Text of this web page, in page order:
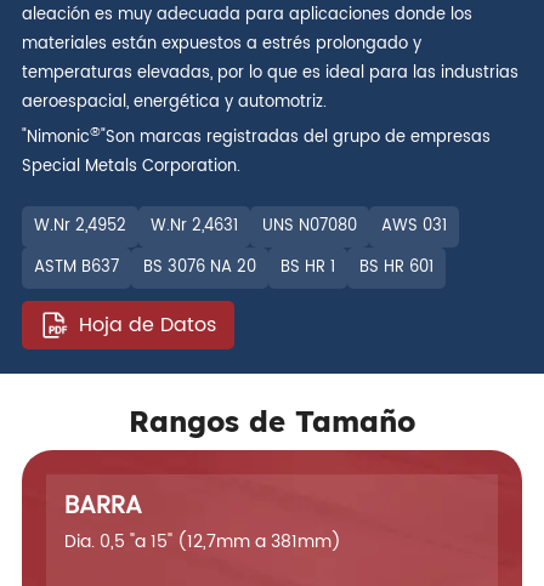
aleación es muy adecuada para aplicaciones donde los
materiales están expuestos a estrés prolongado y
temperaturas elevadas, por lo que es ideal para las industrias
aeroespacial, energética y automotriz.
"Nimonic®"Son marcas registradas del grupo de empresas
Special Metals Corporation.
W.Nr 2,4952 W.Nr 2,4631 UNS N07080
AWS 031
ASTM B637
BS 3076 NA 20 BS HR 1 BS HR 601
Hoja de Datos
Rangos de Tamaño
BARRA
Dia. 0,5 "a 15" (12,7mm a 381mm)